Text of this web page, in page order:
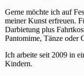
Gerne möchte ich auf
meiner Kunst erfreuen.
Darbietung plus
Pantomime, Tänze oder
Ich arbeite seit 2009 in
Kindern.